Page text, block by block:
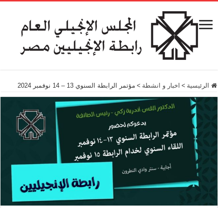
الرئيسية > اخبار و انشطة > مؤتمر الرابطة السنوي 13 – 14 نوفمبر 2024